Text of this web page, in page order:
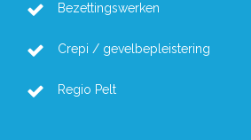
Bezettingswerken
Crepi / gevelbepleistering
Regio Pelt